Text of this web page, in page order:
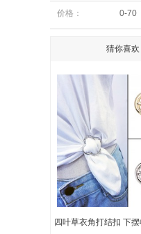
价格： 0-70
猜你喜欢